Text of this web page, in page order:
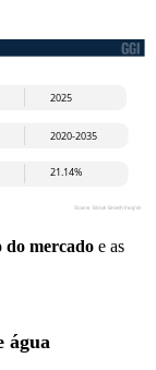
do mercado e as
água